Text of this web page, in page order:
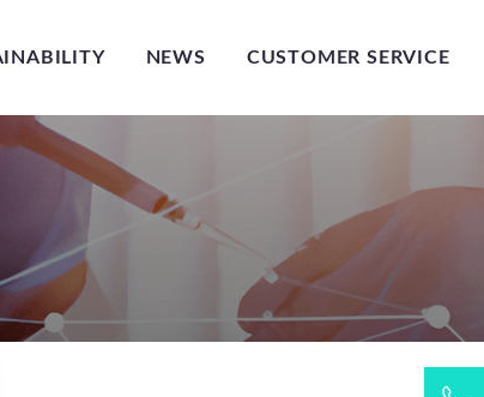
NEWS CUSTOMER SERVICE